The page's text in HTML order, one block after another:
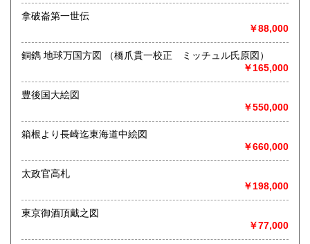
●古書在庫は、倉庫にて管理しております。
店頭で商品をご覧になりたい場合は、事前にご連絡くださ
いませ。
ＨＰ、X（旧Twitter）等でお知らせいたします。
http://www.rinsen.com/kosho-bargain.htm
●ホームページでは、弊社出版物（新刊書）もご案内しており
ます。
http://www.rinsen.com
最寄駅：出町柳駅下車徒歩1分
営業時間：午前9時〜午後5時半
拿破崙第一世伝
￥88,000
銅鐫 地球万国方図 （橋爪貫一校正 ミッチュル氏原図）
￥165,000
豊後国大絵図
￥550,000
箱根より長崎迄東海道中絵図
￥660,000
太政官高札
￥198,000
東京御酒頂戴之図
￥77,000